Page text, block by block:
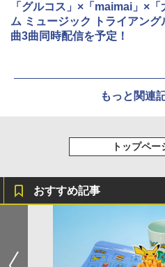
「グルコス」×「maimai」×
ム ミュージック トライアン
曲3曲同時配信を予定！
もっと関連
トップペー
おすすめ記事